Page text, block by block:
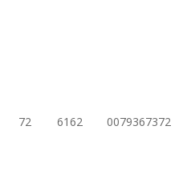
72 6162 0079367372